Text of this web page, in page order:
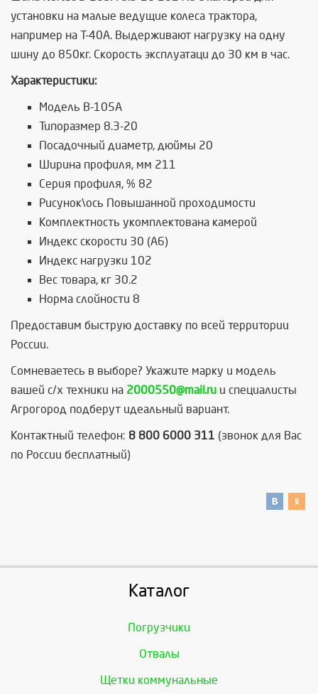
установки на малые ведущие колеса трактора,
например на Т-40А. Выдерживают нагрузку на одну
шину до 850кг. Скорость эксплуатаци до 30 км в час.
Характеристики:
Модель В-105А
Типоразмер 8.3-20
Посадочный диаметр, дюймы 20
Ширина профиля, мм 211
Серия профиля, % 82
Рисунок\ось Повышанной проходимости
Комплектность укомплектована камерой
Индекс скорости 30 (A6)
Индекс нагрузки 102
Вес товара, кг 30.2
Норма слойности 8
Предоставим быструю доставку по всей территории
России.
Сомневаетесь в выборе? Укажите марку и модель
вашей с/х техники на 2000550@mail.ru и специалисты
Агрогород подберут идеальный вариант.
Контактный телефон: 8 800 6000 311 (звонок для Вас
по России бесплатный)
Каталог
Погрузчики
Отвалы
Щетки коммунальные